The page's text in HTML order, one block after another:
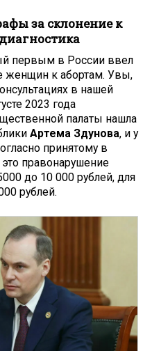
за склонение к
первым в России ввел
женщин к абортам. Увы,
в нашей
2023 года
палаты нашла
Артема Здунова, и у
принятому в
правонарушение
до 10 000 рублей, для
рублей.